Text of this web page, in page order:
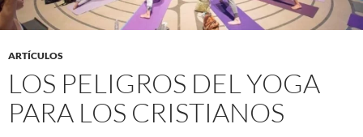
ARTÍCULOS
LOS PELIGROS DEL YOGA
PARA LOS CRISTIANOS